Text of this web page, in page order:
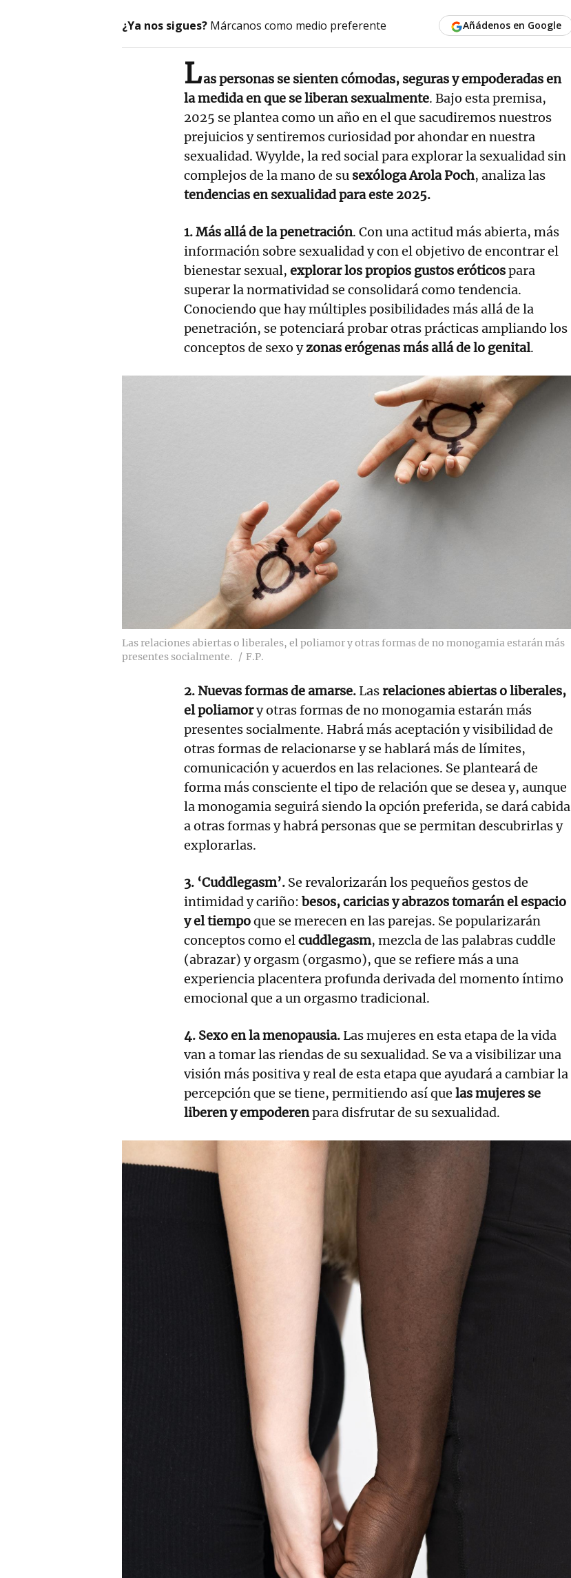
¿Ya nos sigues? Márcanos como medio preferente Añádenos en Google
Las personas se sienten cómodas, seguras y empoderadas en
la medida en que se liberan sexualmente. Bajo esta premisa,
2025 se plantea como un año en el que sacudiremos nuestros
prejuicios y sentiremos curiosidad por ahondar en nuestra
sexualidad. Wyylde, la red social para explorar la sexualidad sin
complejos de la mano de su sexóloga Arola Poch, analiza las
tendencias en sexualidad para este 2025.
1. Más allá de la penetración. Con una actitud más abierta, más
información sobre sexualidad y con el objetivo de encontrar el
bienestar sexual, explorar los propios gustos eróticospara
superar la normatividad se consolidará como tendencia.
Conociendo que hay múltiples posibilidades más allá de la
penetración, se potenciará probar otras prácticas ampliando los
conceptos de sexo yzonas erógenas más allá de lo genital.
Las relaciones abiertas o liberales, el poliamor y otras formas de no monogamia estarán más
presentes socialmente.
F.P.
2. Nuevas formas de amarse.Lasrelaciones abiertas o liberales,
el poliamory otras formas de no monogamia estarán más
presentes socialmente. Habrá más aceptación y visibilidad de
otras formas de relacionarse y se hablará más de límites,
comunicación y acuerdos en las relaciones. Se planteará de
forma más consciente el tipo de relación que se desea y, aunque
la monogamia seguirá siendo la opción preferida, se dará cabida
a otras formas y habrá personas que se permitan descubrirlas y
explorarlas.
3. ‘Cuddlegasm’. Se revalorizarán los pequeños gestos de
intimidad y cariño: besos, caricias y abrazos tomarán el espacio
y el tiempoque se merecen en las parejas. Se popularizarán
conceptos como elcuddlegasm, mezcla de las palabras cuddle
(abrazar) y orgasm (orgasmo), que se refiere más a una
experiencia placentera profunda derivada del momento íntimo
emocional que a un orgasmo tradicional.
4. Sexo en la menopausia.Las mujeres en esta etapa de la vida
van a tomar las riendas de su sexualidad. Se va a visibilizar una
visión más positiva y real de esta etapa que ayudará a cambiar la
percepción que se tiene, permitiendo así que las mujeres se
liberen y empoderenpara disfrutar de su sexualidad.